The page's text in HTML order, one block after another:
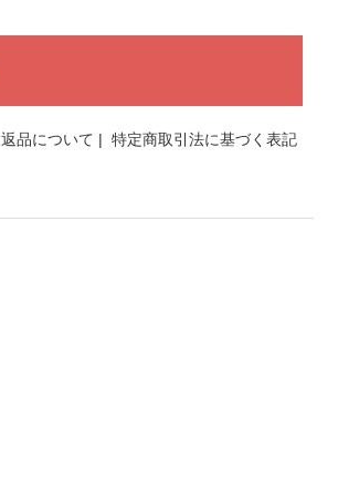
返品について | 特定商取引法に基づく表記